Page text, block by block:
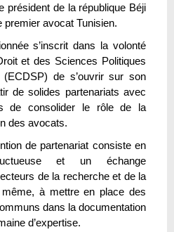
président de la république Béji
avocat Tunisien.
s’inscrit dans la volonté
et des Sciences Politiques
(ECDSP) de s’ouvrir sur son
de solides partenariats avec
de consolider le rôle de la
des avocats.
de partenariat consiste en
et un échange
de la recherche et de la
à mettre en place des
dans la documentation
d’expertise.